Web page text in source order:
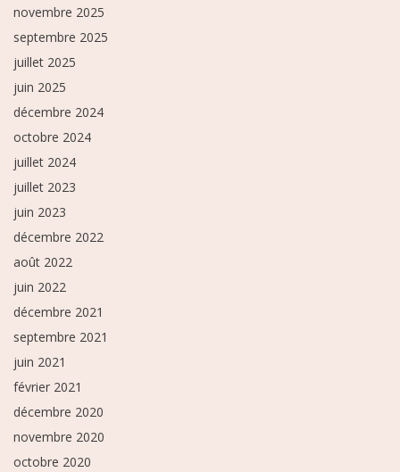
novembre 2025
septembre 2025
juillet 2025
juin 2025
décembre 2024
octobre 2024
juillet 2024
juillet 2023
juin 2023
décembre 2022
août 2022
juin 2022
décembre 2021
septembre 2021
juin 2021
février 2021
décembre 2020
novembre 2020
octobre 2020